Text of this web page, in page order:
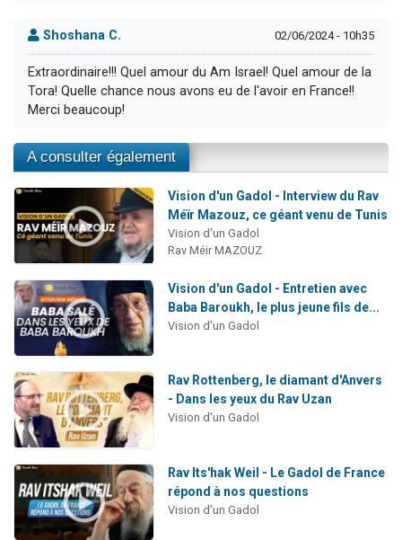
Shoshana C. 02/06/2024 - 10h35
Extraordinaire!!! Quel amour du Am Israel! Quel amour de la
Tora! Quelle chance nous avons eu de l'avoir en France!!
Merci beaucoup!
A consulter également
Vision d'un Gadol - Interview du Rav
Méïr Mazouz, ce géant venu de Tunis
Vision d'un Gadol
Rav Méir MAZOUZ
Vision d'un Gadol - Entretien avec
Baba Baroukh, le plus jeune fils de...
Vision d'un Gadol
Rav Rottenberg, le diamant d'Anvers
- Dans les yeux du Rav Uzan
Vision d'un Gadol
Rav Its'hak Weil - Le Gadol de France
répond à nos questions
Vision d'un Gadol